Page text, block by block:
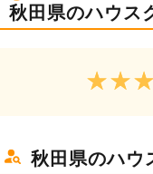
秋田県のハウス
秋田県のハウ